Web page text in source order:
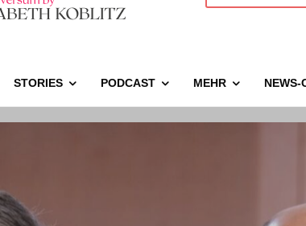
STORIES PODCAST MEHR NEWS-